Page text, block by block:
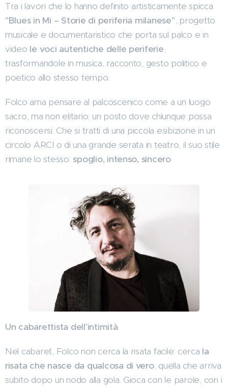
Tra i lavori che lo hanno definito artisticamente spicca
"Blues in Mi – Storie di periferia milanese", progetto
musicale e documentaristico che porta sul palco e in
video le voci autentiche delle periferie,
trasformandole in musica, racconto, gesto politico e
poetico allo stesso tempo.
Folco ama pensare al palcoscenico come a un luogo
sacro, ma non elitario: un posto dove chiunque possa
riconoscersi. Che si tratti di una piccola esibizione in un
circolo ARCI o di una grande serata in teatro, il suo stile
rimane lo stesso: spoglio, intenso, sincero
Un cabarettista dell'intimità
Nel cabaret, Folco non cerca la risata facile: cerca la
risata che nasce da qualcosa di vero, quella che arriva
subito dopo un nodo alla gola. Gioca con le parole, con i